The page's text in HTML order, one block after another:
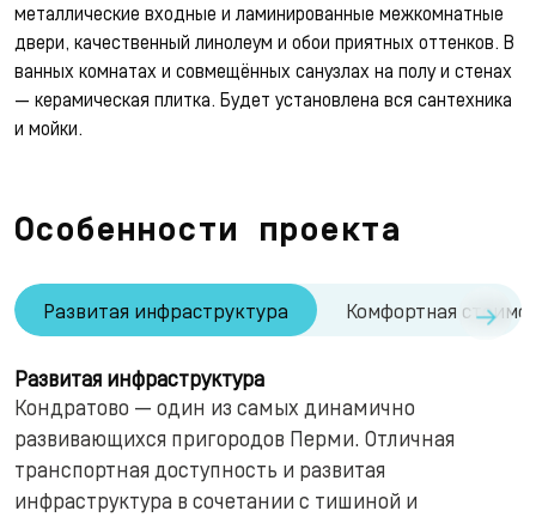
металлические входные и ламинированные межкомнатные
двери, качественный линолеум и обои приятных оттенков. В
ванных комнатах и совмещённых санузлах на полу и стенах
— керамическая плитка. Будет установлена вся сантехника
и мойки.
Особенности проекта
Развитая инфраструктура Комфортная →
Развитая инфраструктура
Кондратово — один из самых динамично
развивающихся пригородов Перми. Отличная
транспортная доступность и развитая
инфраструктура в сочетании с тишиной и